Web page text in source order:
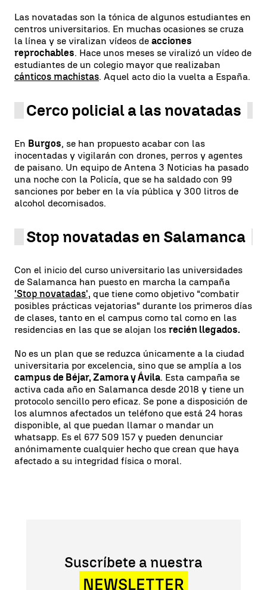
Las novatadas son la tónica de algunos estudiantes en
centros universitarios. En muchas ocasiones se cruza
la línea y se viralizan vídeos de acciones
reprochables. Hace unos meses se viralizó un vídeo de
estudiantes de un colegio mayor que realizaban
cánticos machistas. Aquel acto dio la vuelta a España.
Cerco policial a las novatadas
En Burgos, se han propuesto acabar con las
inocentadas y vigilarán con drones, perros y agentes
de paisano. Un equipo de Antena 3 Noticias ha pasado
una noche con la Policía, que se ha saldado con 99
sanciones por beber en la vía pública y 300 litros de
alcohol decomisados.
Stop novatadas en Salamanca
Con el inicio del curso universitario las universidades
de Salamanca han puesto en marcha la campaña
'Stop novatadas', que tiene como objetivo "combatir
posibles prácticas vejatorias" durante los primeros días
de clases, tanto en el campus como tal como en las
residencias en las que se alojan los recién llegados.
No es un plan que se reduzca únicamente a la ciudad
universitaria por excelencia, sino que se amplía a los
campus de Béjar, Zamora y Ávila. Esta campaña se
activa cada año en Salamanca desde 2018 y tiene un
protocolo sencillo pero eficaz. Se pone a disposición de
los alumnos afectados un teléfono que está 24 horas
disponible, al que puedan llamar o mandar un
whatsapp. Es el 677 509 157 y pueden denunciar
anónimamente cualquier hecho que crean que haya
afectado a su integridad física o moral.
Suscríbete a nuestra
NEWSLETTER